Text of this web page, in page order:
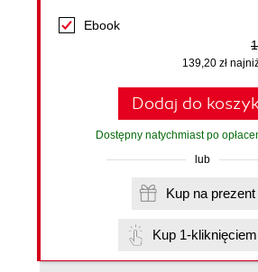
Ebook
139,20 zł
Dodaj do
Dostępny natychmiast po
lub
Kup na prezent
Kup 1-kliknięciem